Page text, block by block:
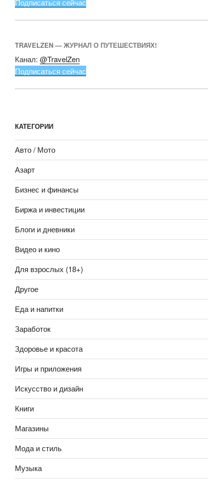
Подписаться сейчас
TRAVELZEN — ЖУРНАЛ О ПУТЕШЕСТВИЯХ!
Канал: @TravelZen
Подписаться сейчас
КАТЕГОРИИ
Авто / Мото
Азарт
Бизнес и финансы
Биржа и инвестиции
Блоги и дневники
Видео и кино
Для взрослых (18+)
Другое
Еда и напитки
Заработок
Здоровье и красота
Игры и приложения
Искусство и дизайн
Книги
Магазины
Мода и стиль
Музыка